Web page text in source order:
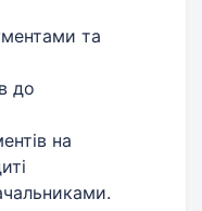
та
до
на